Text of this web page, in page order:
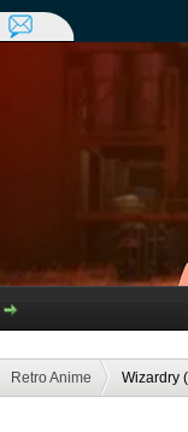
Retro Anime Wizardry